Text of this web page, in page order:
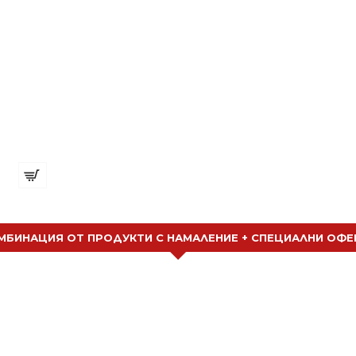
ОТ ПРОДУКТИ С НАМАЛЕНИЕ + СПЕЦИАЛНИ